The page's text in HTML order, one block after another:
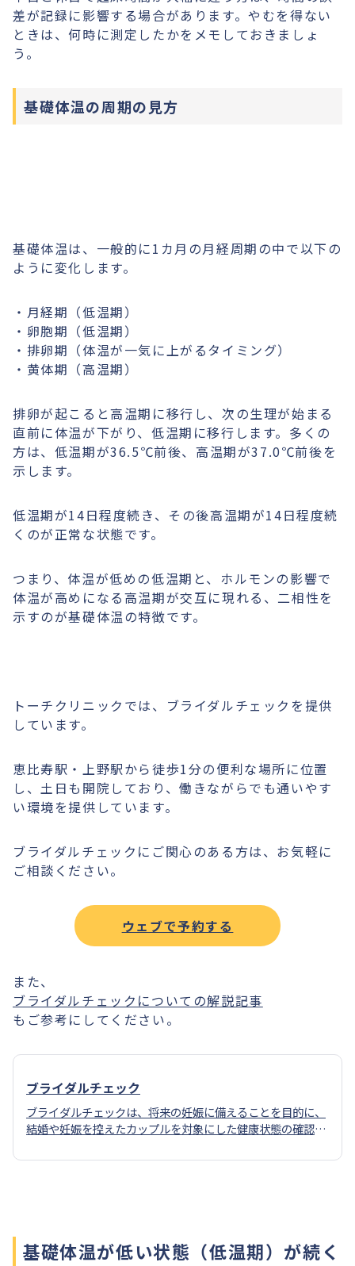
差が記録に影響する場合があります。やむを得ない
ときは、何時に測定したかをメモしておきましょ
う。
基礎体温の周期の見方
基礎体温は、一般的に1カ月の月経周期の中で以下の
ように変化します。
・月経期（低温期）
・卵胞期（低温期）
・排卵期（体温が一気に上がるタイミング）
・黄体期（高温期）
排卵が起こると高温期に移行し、次の生理が始まる
直前に体温が下がり、低温期に移行します。多くの
方は、低温期が36.5℃前後、高温期が37.0℃前後を
示します。
低温期が14日程度続き、その後高温期が14日程度続
くのが正常な状態です。
つまり、体温が低めの低温期と、ホルモンの影響で
体温が高めになる高温期が交互に現れる、二相性を
示すのが基礎体温の特徴です。
トーチクリニックでは、ブライダルチェックを提供
しています。
恵比寿駅・上野駅から徒歩1分の便利な場所に位置
し、土日も開院しており、働きながらでも通いやす
い環境を提供しています。
ブライダルチェックにご関心のある方は、お気軽に
ご相談ください。
ウェブで予約する
また、
ブライダルチェックについての解説記事
もご参考にしてください。
ブライダルチェック
ブライダルチェックは、将来の妊娠に備えることを目的に、
結婚や妊娠を控えたカップルを対象にした健康状態の確認の
基礎体温が低い状態（低温期）が続く